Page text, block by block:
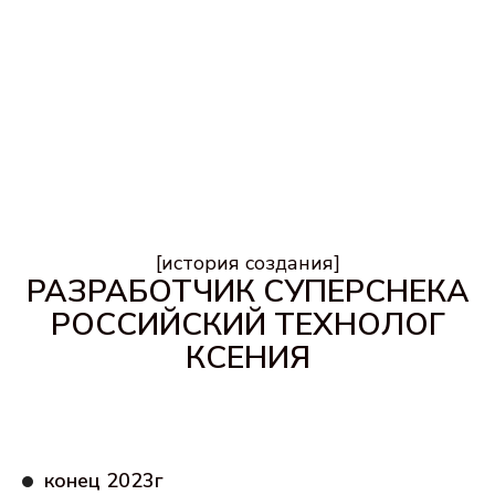
конец 2023г